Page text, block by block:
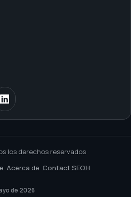
los derechos reservados
Acerca de Contact SEOH
de 2026